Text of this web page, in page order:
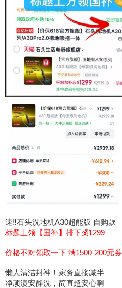
速‼️石头洗地机A30超能版 自购款
标题上领【国补】排下💰1299
价格不对领取一下 满1500-200元券
懒人清洁封神！家务直接减半
净顽渍安静洗，简直超安心啊